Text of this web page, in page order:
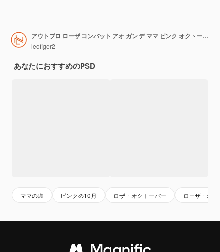
アウトブロ ローザ コンバット アオ ガン デ ママ ピンク オクトーバー
leofiger2
あなたにおすすめのPSD
ママの癌 ピンクの10月 ロザ・オクトーバー ローザ・オ